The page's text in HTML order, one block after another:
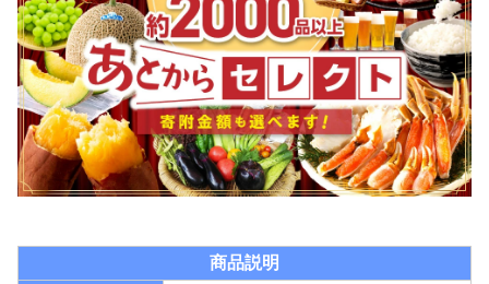
商品説明